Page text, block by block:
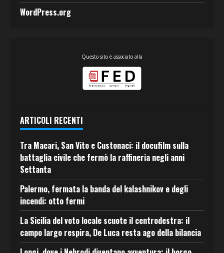
WordPress.org
Questo sito è associato alla
ARTICOLI RECENTI
Tra Macari, San Vito e Custonaci: il docufilm sulla
battaglia civile che fermò la raffineria negli anni
Settanta
Palermo, fermata la banda del kalashnikov e degli
incendi: otto fermi
La Sicilia del voto locale scuote il centrodestra: il
campo largo respira, De Luca resta ago della bilancia